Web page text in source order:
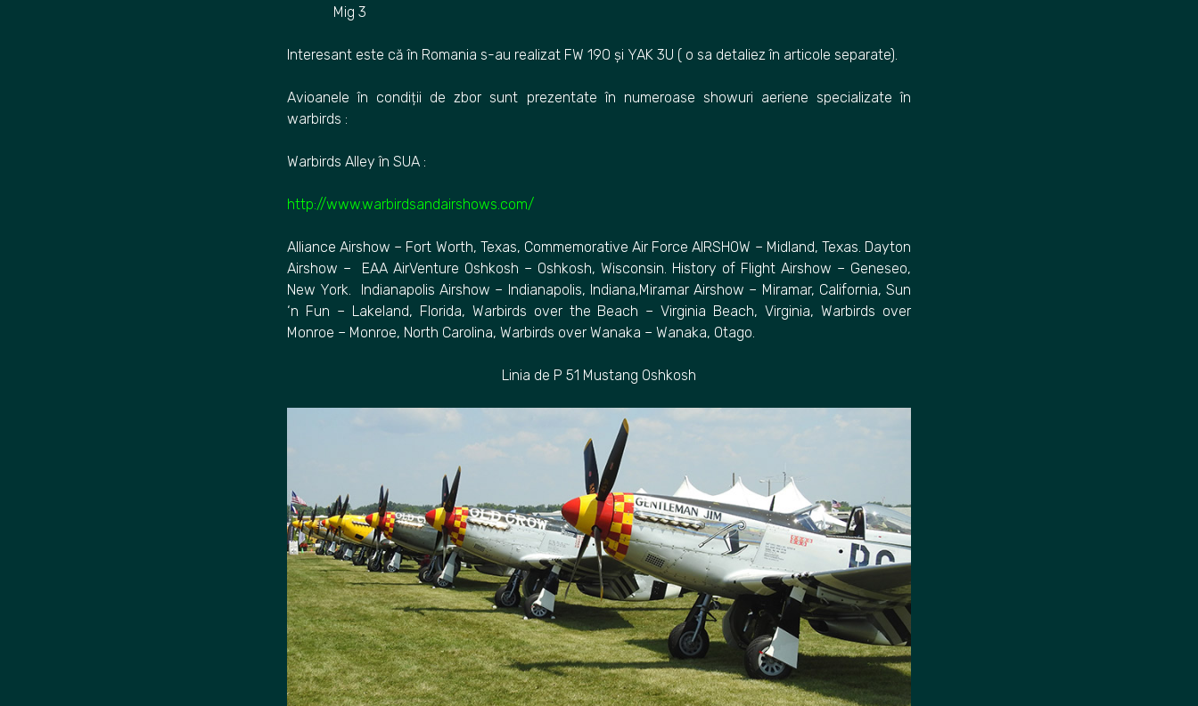
Mig 3
Interesant este că în Romania s-au realizat FW 190 și YAK 3U ( o sa detaliez în articole separate).
Avioanele în condiții de zbor sunt prezentate în numeroase showuri aeriene specializate în
warbirds :
Warbirds Alley în SUA :
http://www.warbirdsandairshows.com/
Alliance Airshow – Fort Worth, Texas, Commemorative Air Force AIRSHOW – Midland, Texas. Dayton
Airshow – EAA AirVenture Oshkosh – Oshkosh, Wisconsin. History of Flight Airshow – Geneseo,
New York. Indianapolis Airshow – Indianapolis, Indiana,Miramar Airshow – Miramar, California, Sun
‘n Fun – Lakeland, Florida, Warbirds over the Beach – Virginia Beach, Virginia, Warbirds over
Monroe – Monroe, North Carolina, Warbirds over Wanaka – Wanaka, Otago.
Linia de P 51 Mustang Oshkosh